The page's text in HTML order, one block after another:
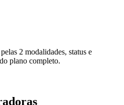
2 modalidades, status e
plano completo.